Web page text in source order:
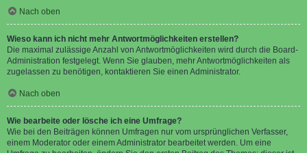
Nach oben
Wieso kann ich nicht mehr Antwortmöglichkeiten erstellen?
Die maximal zulässige Anzahl von Antwortmöglichkeiten wird durch die Board-
Administration festgelegt. Wenn Sie glauben, mehr Antwortmöglichkeiten als
zugelassen zu benötigen, kontaktieren Sie einen Administrator.
Nach oben
Wie bearbeite oder lösche ich eine Umfrage?
Wie bei den Beiträgen können Umfragen nur vom ursprünglichen Verfasser,
einem Moderator oder einem Administrator bearbeitet werden. Um eine